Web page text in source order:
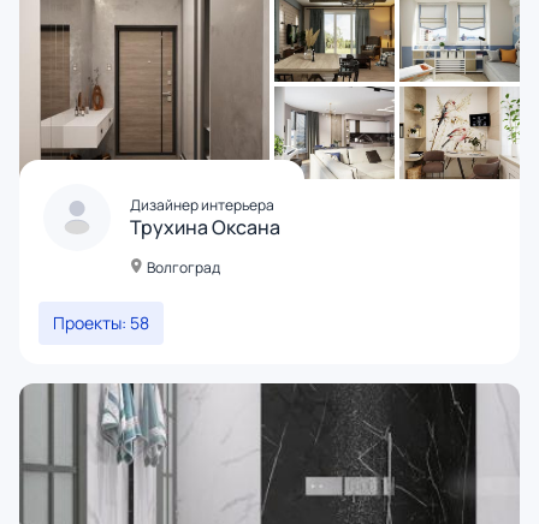
Дизайнер интерьера
Трухина Оксана
Волгоград
Проекты: 58